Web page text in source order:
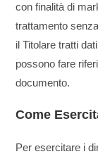
con finalità di
trattamento
il Titolare tratti
possono fare
documento.
Come
Per esercitare i